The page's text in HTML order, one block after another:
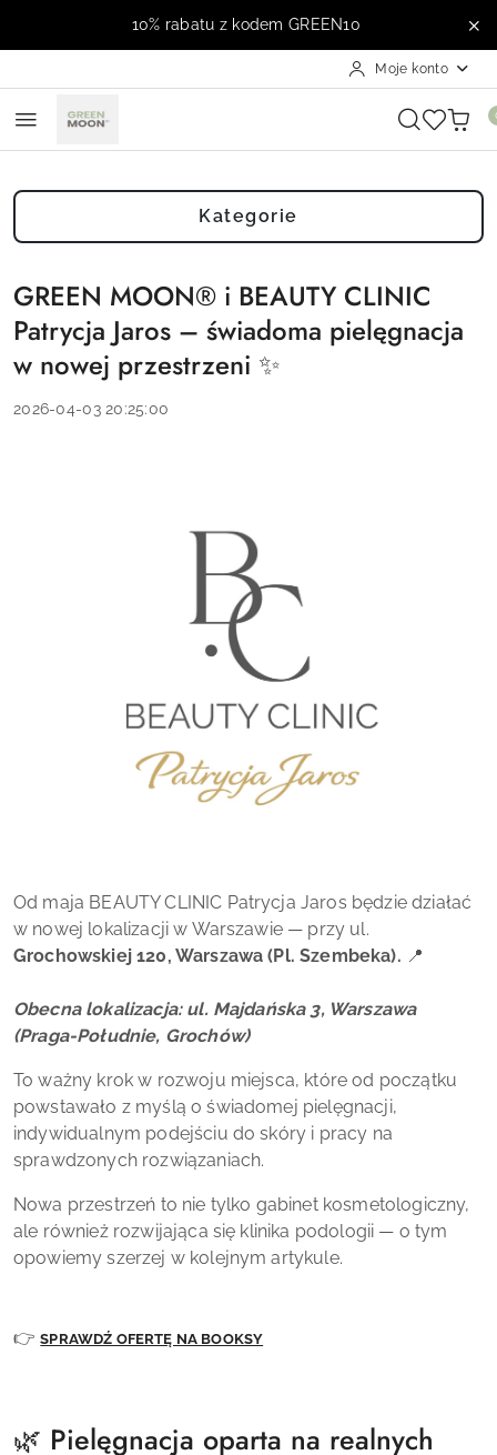
Przejdź do treści głównej
Przejdź do wyszukiwarki
Przejdź do moje konto
Przejdź do menu głównego
Przejdź do stopki10% rabatu z kodem GREEN10
Moje konto
Kategorie
GREEN MOON® i BEAUTY CLINIC
Patrycja Jaros – świadoma pielęgnacja
w nowej przestrzeni ✨
2026-04-03 20:25:00
Od maja BEAUTY CLINIC Patrycja Jaros będzie działać
w nowej lokalizacji w Warszawie — przy ul.
Grochowskiej 120, Warszawa (Pl. Szembeka). 📍
Obecna lokalizacja: ul. Majdańska 3, Warszawa
(Praga-Południe, Grochów)
To ważny krok w rozwoju miejsca, które od początku
powstawało z myślą o świadomej pielęgnacji,
indywidualnym podejściu do skóry i pracy na
sprawdzonych rozwiązaniach.
Nowa przestrzeń to nie tylko gabinet kosmetologiczny,
ale również rozwijająca się klinika podologii — o tym
opowiemy szerzej w kolejnym artykule.
👉SPRAWDŹ OFERTĘ NA BOOKSY
🌿 Pielęgnacja oparta na realnych